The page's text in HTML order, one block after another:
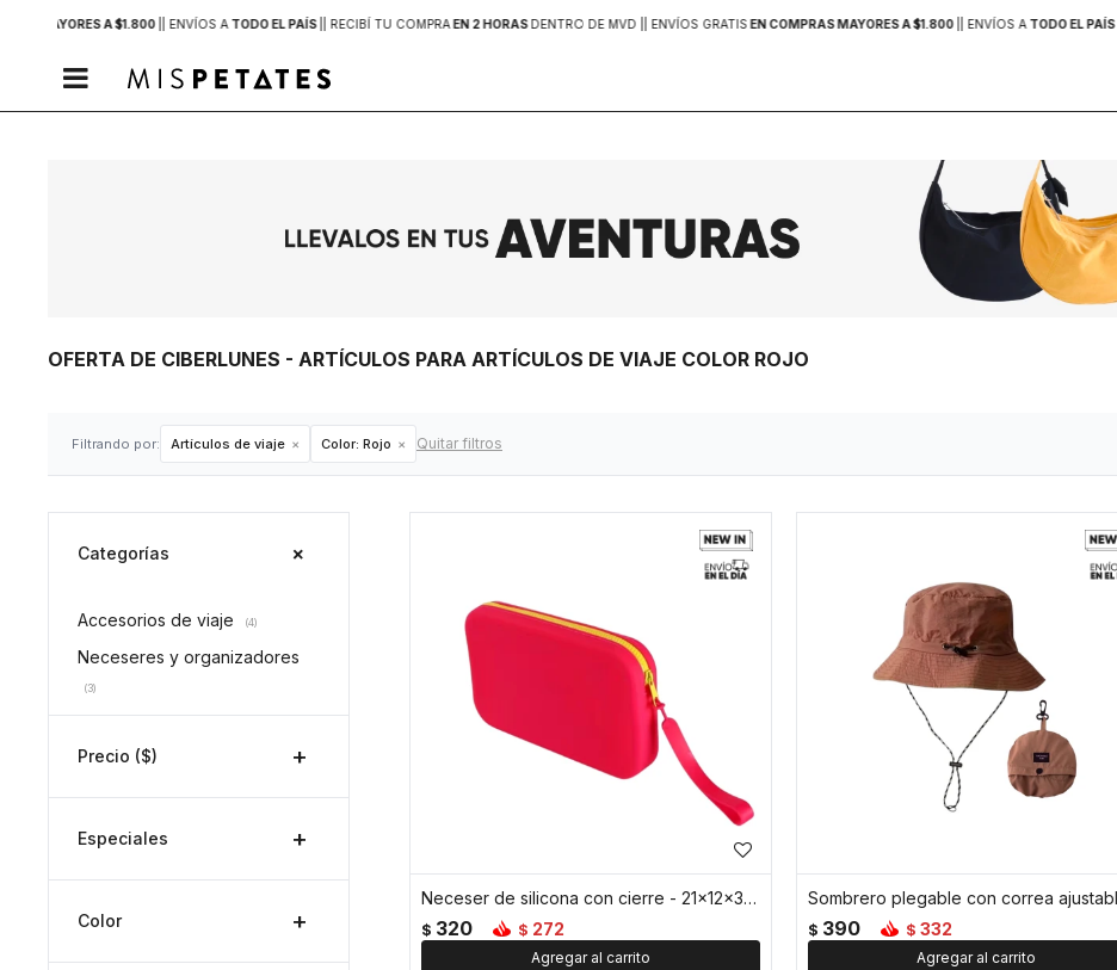
MAYORES A $1.800 | ENVÍOS A TODO EL PAÍS | RECIBÍ TU COMPRAEN 2 HORASDENTRO DE MVD | | ENVÍOS GRATISEN COMPRAS MAYORES A $1.800 | ENVÍOS A TODO EL PAÍS

OFERTA DE CIBERLUNES - ARTÍCULOS PARA ARTÍCULOS DE VIAJE COLOR ROJO
Filtrando por: Artículos de viaje Color: Rojo Quitar filtros
Neceser de silicona con cierre - 21x12x3cm - Rojo
$ 320 $ 272 $ 390 $ 332
Categorías
Accesorios de viaje (4)
Neceseres y organizadores
(3)
Precio ($)
Especiales
Color